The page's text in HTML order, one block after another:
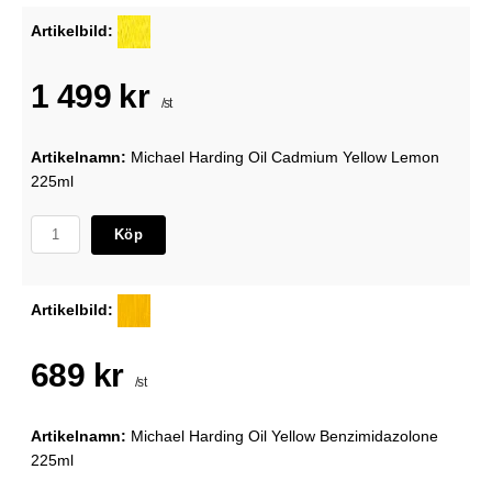
Artikelbild:
1 499 kr /st
Artikelnamn: Michael Harding Oil Cadmium Yellow Lemon
225ml
Köp
Artikelbild:
689 kr /st
Artikelnamn: Michael Harding Oil Yellow Benzimidazolone
225ml